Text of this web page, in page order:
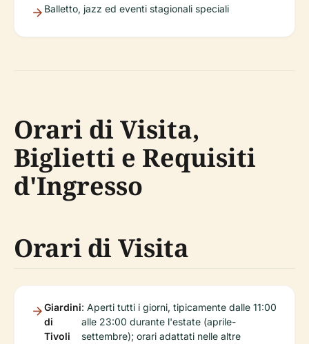
Balletto, jazz ed eventi stagionali speciali
Orari di Visita,
Biglietti e Requisiti
d'Ingresso
Orari di Visita
Giardini
di
Tivoli
: Aperti tutti i giorni, tipicamente dalle 11:00
alle 23:00 durante l'estate (aprile-
settembre); orari adattati nelle altre